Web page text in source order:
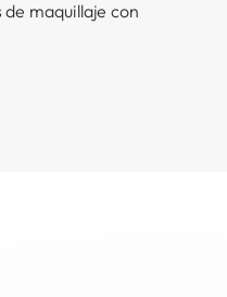
maquillaje con